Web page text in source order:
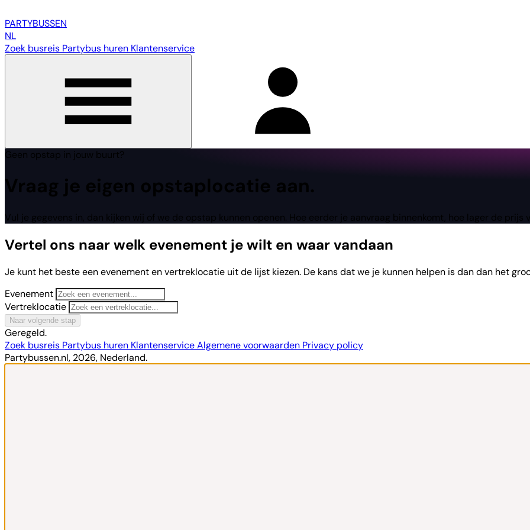
PARTYBUSSEN
NL
Zoek busreis Partybus huren Klantenservice
Geen opstap in jouw buurt?
Vraag je eigen opstaplocatie aan.
Vul je gegevens in, dan kijken wij of we de opstap kunnen openen. Hoe eerder je aanvraag binnenkomt, hoe lager de prijs
Vertel ons naar welk evenement je wilt en waar vandaan
Je kunt het beste een evenement en vertreklocatie uit de lijst kiezen. De kans dat we je kunnen helpen is dan dan het
Evenement
Vertreklocatie
Naar volgende stap
Geregeld.
Zoek busreis Partybus huren KlantenserviceAlgemene voorwaarden Privacy policy
Partybussen.nl, 2026, Nederland.